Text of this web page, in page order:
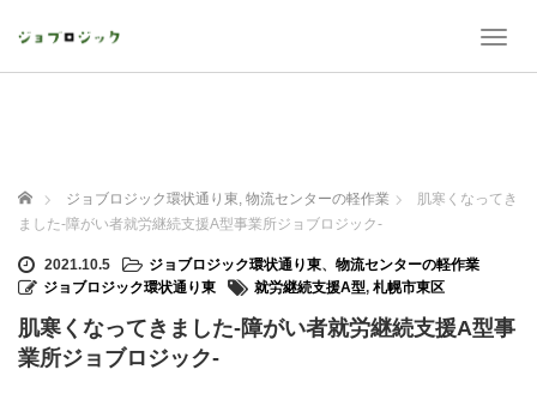
T
a
t
ホーム ジョブロジック環状通り東, 物流センターの軽作業
肌寒くなってき
ました-障がい者就労継続支援A型事業所ジョブロジック-
2021.10.5 ジョブロジック環状通り東、 物流センターの軽作業
ジョブロジック環状通り東
就労継続支援A型, 札幌市東区
肌寒くなってきました-障がい者就労継続支援A型事
業所ジョブロジック-